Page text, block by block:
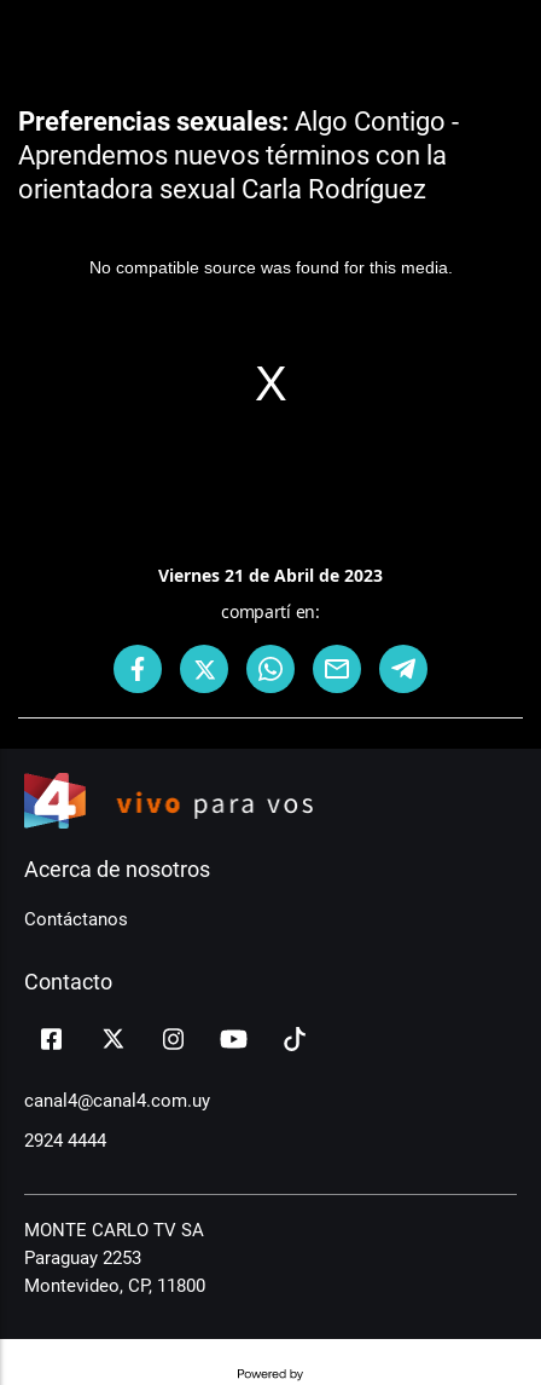
Preferencias sexuales Algo Contigo -
Aprendemos nuevos términos con la
orientadora sexual Carla Rodríguez
No compatible source was found for this media.
Viernes 21 de Abril de 2023
compartí en:
Acerca de nosotros
Contáctanos
Contacto
canal4@canal4.com.uy
2924 4444
MONTE CARLO TV SA
Paraguay 2253
Montevideo, CP, 11800